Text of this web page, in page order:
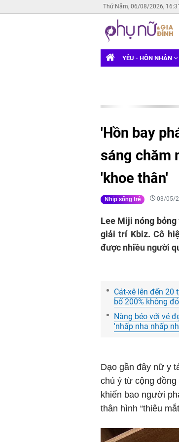
Thứ Năm, 06/08/2026,
YÊU - HÔN NHÂN
'Hồn bay
sáng chăm
'khoe thân'
Nhịp sống trẻ 03/05/
Lee Miji nóng
giải trí Kbiz. Cô
được nhiều người
Cát-xê lên đến 20
bố 200% không
Nàng béo với vẻ
'nhấp nha nhấp
Dạo gần đây nữ y
chú ý từ cộng
khiến bao người
thân hình “thiêu